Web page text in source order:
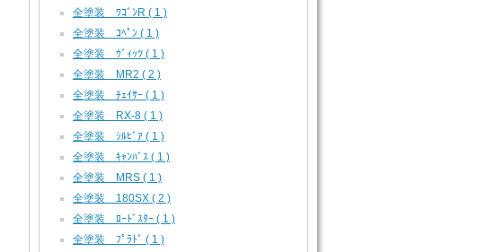
全塗装 ﾜｺﾞﾝR ( 1 )
全塗装 ｺﾍﾟﾝ ( 1 )
全塗装 ｳﾞｨｯﾂ ( 1 )
全塗装 MR2 ( 2 )
全塗装 ﾁｪｲｻｰ ( 1 )
全塗装 RX-8 ( 1 )
全塗装 ｼﾙﾋﾞｱ ( 1 )
全塗装 ｷｬﾝﾊﾞｽ ( 1 )
全塗装 MRS ( 1 )
全塗装 180SX ( 2 )
全塗装 ﾛｰﾄﾞｽﾀｰ ( 1 )
全塗装 ﾌﾟﾗﾄﾞ ( 1 )